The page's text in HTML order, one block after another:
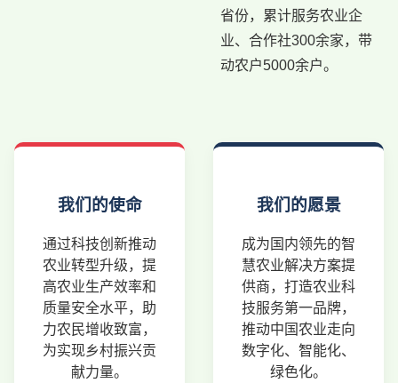
省份，累计服务农业企
业、合作社300余家，带
动农户5000余户。
我们的使命
通过科技创新推动
农业转型升级，提
高农业生产效率和
质量安全水平，助
力农民增收致富，
为实现乡村振兴贡
献力量。
我们的愿景
成为国内领先的智
慧农业解决方案提
供商，打造农业科
技服务第一品牌，
推动中国农业走向
数字化、智能化、
绿色化。